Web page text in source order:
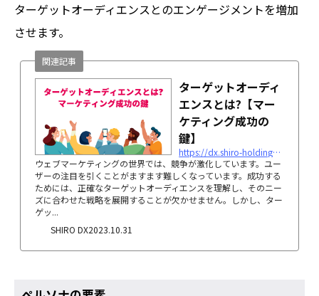
ターゲットオーディエンスとのエンゲージメントを増加
させます。
ターゲットオーディ
エンスとは?【マー
ケティング成功の
鍵】
https://dx.shiro-holdings.co.jp/p30
ウェブマーケティングの世界では、競争が激化しています。ユー
ザーの注目を引くことがますます難しくなっています。成功する
ためには、正確なターゲットオーディエンスを理解し、そのニー
ズに合わせた戦略を展開することが欠かせません。しかし、ター
ゲッ...
SHIRO DX
関連記事
2023.10.31